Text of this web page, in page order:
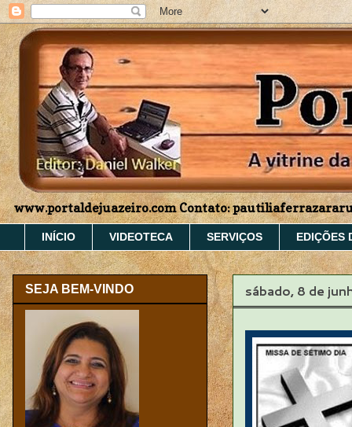
www.portaldejuazeiro.com Contato:
INÍCIO VIDEOTECA SERVIÇOS EDIÇÕES
sábado, 8 de
SEJA BEM-VINDO